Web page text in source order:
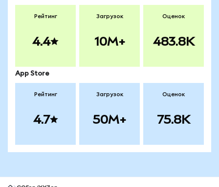
Рейтинг
4.4
Загрузок
10M+
Оценок
483.8K
App Store
Рейтинг
4.7
Загрузок
50M+
Оценок
75.8K